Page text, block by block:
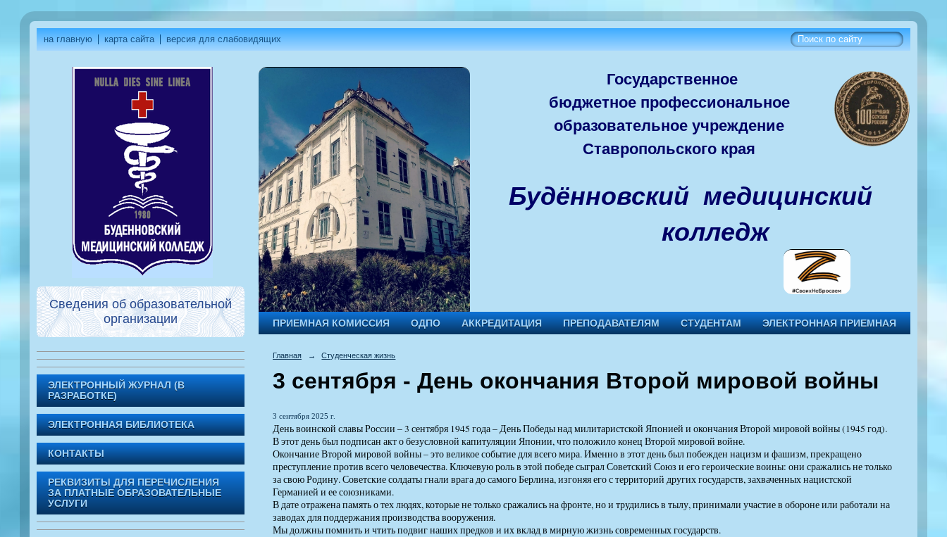
на главную карта сайта версия для слабовидящих
Сведения об образовательной
организации
ЭЛЕКТРОННЫЙ ЖУРНАЛ (В
РАЗРАБОТКЕ)
ЭЛЕКТРОННАЯ БИБЛИОТЕКА
КОНТАКТЫ
РЕКВИЗИТЫ ДЛЯ ПЕРЕЧИСЛЕНИЯ
ЗА ПЛАТНЫЕ ОБРАЗОВАТЕЛЬНЫЕ
УСЛУГИ
Государственное
бюджетноепрофессиональное
образовательное учреждение
Ставропольского края
Будённовский медицинский
колледж
ПРИЕМНАЯ КОМИССИЯ ОДПО АККРЕДИТАЦИЯ ПРЕПОДАВАТЕЛЯМ СТУДЕНТАМ ЭЛЕКТРОННАЯ ПРИЕМНАЯ
Главная → Студенческая жизнь
3 сентября - День окончания Второй мировой войны
3 сентября 2025 г.
День воинской славы России – 3 сентября 1945 года – День Победы над милитаристской Японией и окончания Второй мировой войны (1945 год).
В этот день был подписан акт о безусловной капитуляции Японии, что положило конец Второй мировой войне.
Окончание Второй мировой войны – это великое событие для всего мира. Именно в этот день был побежден нацизм и фашизм, прекращено
преступление против всего человечества. Ключевую роль в этой победе сыграл Советский Союз и его героические воины: они сражались не только
за свою Родину. Советские солдаты гнали врага до самого Берлина, изгоняя его с территорий других государств, захваченных нацистской
Германией и ее союзниками.
В дате отражена память о тех людях, которые не только сражались на фронте, но и трудились в тылу, принимали участие в обороне или работали на
заводах для поддержания производства вооружения.
Мы должны помнить и чтить подвиг наших предков и их вклад в мирную жизнь современных государств.